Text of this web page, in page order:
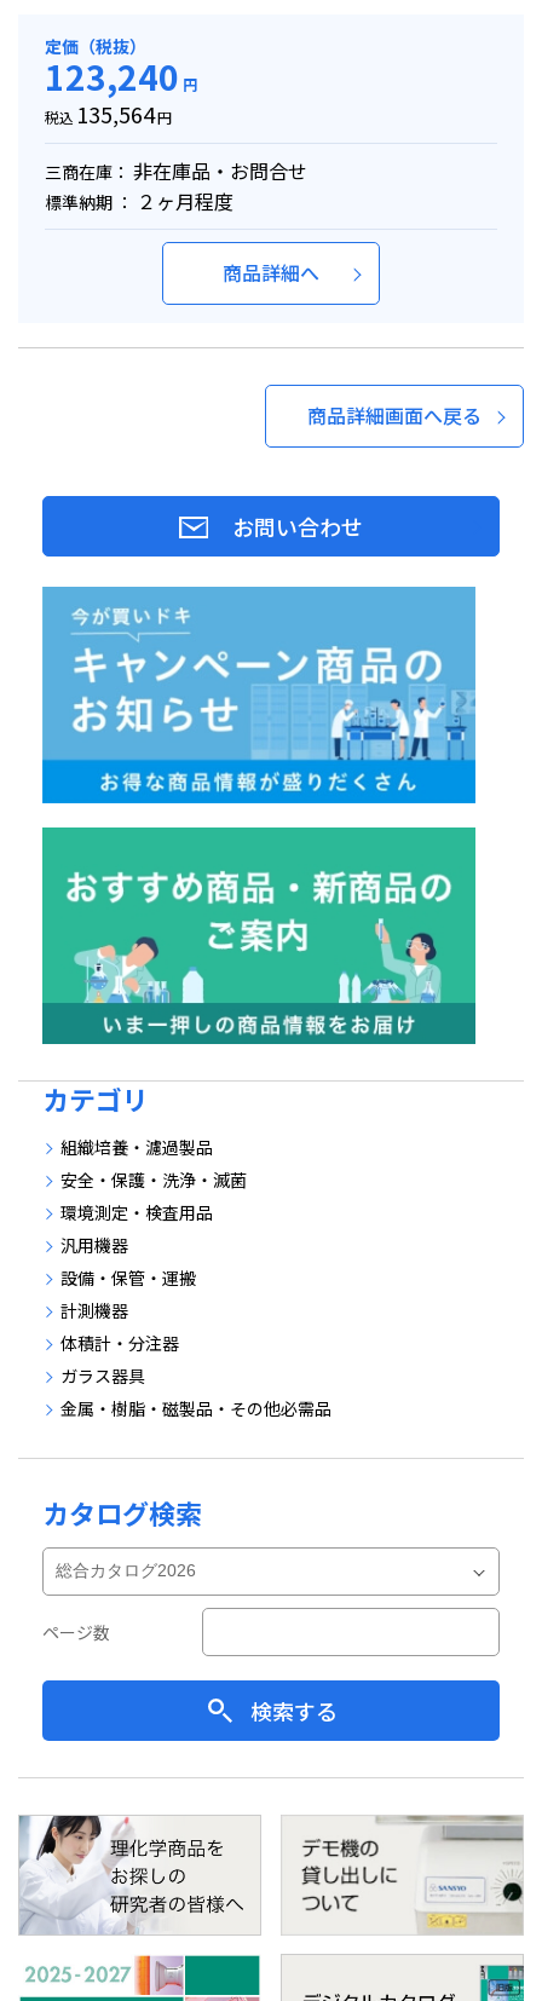
定価（税抜）
123,240 円
税込 135,564円
三商在庫： 非在庫品・お問合せ
標準納期 ： ２ヶ月程度
商品詳細へ
商品詳細画面へ戻る
お問い合わせ
カテゴリ
組織培養・濾過製品
安全・保護・洗浄・滅菌
環境測定・検査用品
汎用機器
設備・保管・運搬
計測機器
体積計・分注器
ガラス器具
金属・樹脂・磁製品・その他必需品
カタログ検索
ページ数
検索する